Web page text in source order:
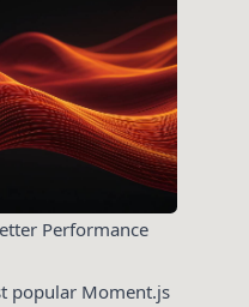
Performance
popular Moment.js